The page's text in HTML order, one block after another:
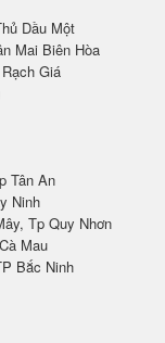
Dầu Một
Mai Biên Hòa
Giá
Tân An
Ninh
Tp Quy Nhơn
Mau
Bắc Ninh